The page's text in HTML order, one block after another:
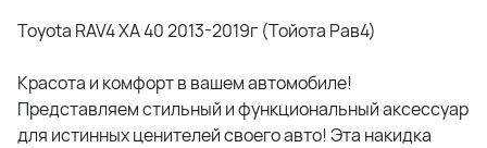
Toyota RAV4 XA 40 2013-2019г (Тойота Рав4)
Красота и комфорт в вашем автомобиле!
Представляем стильный и функциональный аксессуар
для истинных ценителей своего авто! Эта накидка